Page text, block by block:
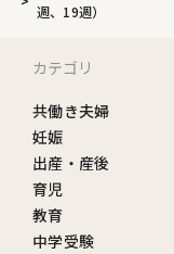
週、19週）
カテゴリ
共働き夫婦
妊娠
出産・産後
育児
教育
中学受験